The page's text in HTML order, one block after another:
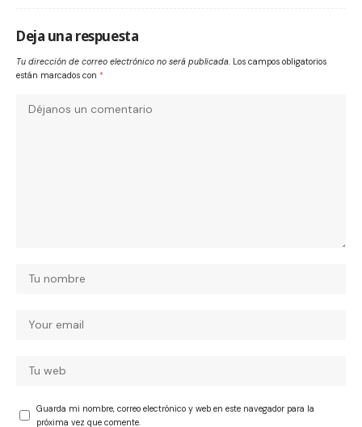
Deja una respuesta
Tu dirección de correo electrónico no será publicada. Los campos obligatorios
están marcados con *
Guarda mi nombre, correo electrónico y web en este navegador para la
próxima vez que comente.